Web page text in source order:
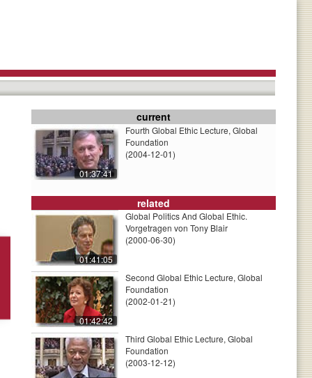
current
01:37:41
Fourth Global Ethic Lecture, Global
Foundation
(2004-12-01)
related
01:41:05
Global Politics And Global Ethic.
Vorgetragen von Tony Blair
(2000-06-30)
01:42:42
Second Global Ethic Lecture, Global
Foundation
(2002-01-21)
Third Global Ethic Lecture, Global
Foundation
(2003-12-12)